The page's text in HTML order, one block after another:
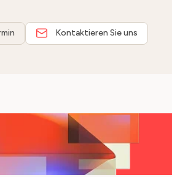
Kontaktieren Sie uns